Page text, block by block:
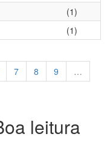
(1)
(1)
7 8 9
…
leitura